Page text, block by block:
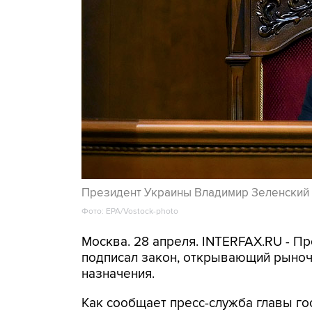
Президент Украины Владимир Зеленский
Фото: EPA/Vostock-photo
Москва. 28 апреля. INTERFAX.RU -
подписал закон, открывающий
назначения.
Как сообщает пресс-служба главы